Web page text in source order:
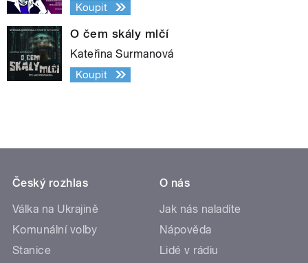
Koupit
O čem skály mlčí
Kateřina Surmanová
Koupit
Český rozhlas
Válka na Ukrajině
Komunální volby
Stanice
O nás
Jak nás naladíte
Nápověda
Lidé v rádiu